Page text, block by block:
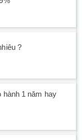
?
hành 1 năm hay